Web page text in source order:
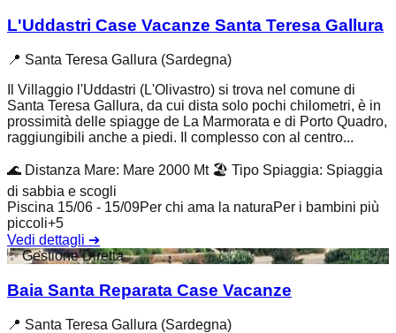
L'Uddastri Case Vacanze Santa Teresa Gallura
📍 Santa Teresa Gallura (Sardegna)
Il Villaggio l'Uddastri (L'Olivastro) si trova nel comune di
Santa Teresa Gallura, da cui dista solo pochi chilometri, è in
prossimità delle spiagge de La Marmorata e di Porto Quadro,
raggiungibili anche a piedi. Il complesso con al centro...
🌊 Distanza Mare: Mare 2000 Mt 🏖️ Tipo Spiaggia: Spiaggia
di sabbia e scogli
Piscina 15/06 - 15/09Per chi ama la naturaPer i bambini più
piccoli+5
Vedi dettagli ➔
✨Gestione Diretta
Baia Santa Reparata Case Vacanze
📍 Santa Teresa Gallura (Sardegna)